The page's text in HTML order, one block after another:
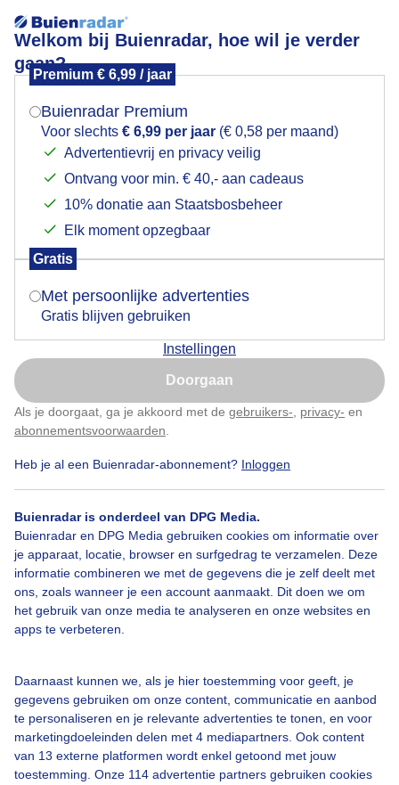
Welkom bij Buienradar, hoe wil je verder
gaan?
Premium € 6,99 / jaar
Buienradar Premium
Voor slechts € 6,99 per jaar (€ 0,58 per maand)
Advertentievrij en privacy veilig
Ontvang voor min. € 40,- aan cadeaus
10% donatie aan Staatsbosbeheer
Elk moment opzegbaar
Gratis
Met persoonlijke advertenties
Gratis blijven gebruiken
Instellingen
Doorgaan
Als je doorgaat, ga je akkoord met de gebruikers- privacy- en
abonnementsvoorwaarden
Heb je al een Buienradar-abonnement? Inloggen
Buienradar is onderdeel van DPG Media.
Buienradar en DPG Media gebruiken cookies om informatie over
je apparaat, locatie, browser en surfgedrag te verzamelen. Deze
informatie combineren we met de gegevens die je zelf deelt met
ons, zoals wanneer je een account aanmaakt. Dit doen we om
het gebruik van onze media te analyseren en onze websites en
apps te verbeteren.
Daarnaast kunnen we, als je hier toestemming voor geeft, je
gegevens gebruiken om onze content, communicatie en aanbod
te personaliseren en je relevante advertenties te tonen, en voor
marketingdoeleinden delen met 4 mediapartners. Ook content
van 13 externe platformen wordt enkel getoond met jouw
toestemming. Onze 114 advertentie partners gebruiken cookies
Herfst
Genieten eindelijk zon
Door: Corry van Daalen Gemaakt: 14-10-2025, 36x bekeken
Bekijk slideshow
Een moment geduld aub...
Mogen we je locatie gebruiken voor het
Indien je hier nog geen akkoord op hebt gegeven,
verschijnt er zo een pop-up uit je browser waarin
Is goed, toon de popup
Nu niet, misschien later
Klik hierom dit aan te passen